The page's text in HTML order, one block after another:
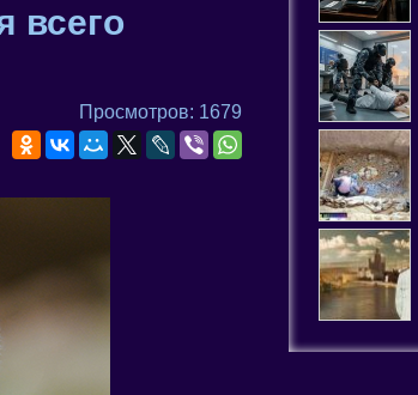
всего
Просмотров: 1679